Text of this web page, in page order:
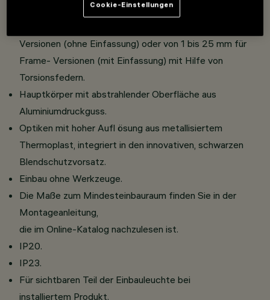
Einbau in Zwischendecken mit einer Dicke von 12,5 mm
Versionen (ohne Einfassung) oder von 1 bis 25 mm für
Frame- Versionen (mit Einfassung) mit Hilfe von
Torsionsfedern.
Hauptkörper mit abstrahlender Oberfläche aus
Aluminiumdruckguss.
Optiken mit hoher Aufl ösung aus metallisiertem
Thermoplast, integriert in den innovativen, schwarzen
Blendschutzvorsatz.
Einbau ohne Werkzeuge.
Die Maße zum Mindesteinbauraum finden Sie in der
Montageanleitung,
die im Online-Katalog nachzulesen ist.
IP20.
IP23.
Für sichtbaren Teil der Einbauleuchte bei
installiertem Produkt.
Cookie-Einstellungen